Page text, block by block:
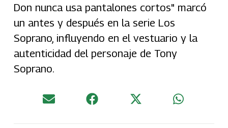
Don nunca usa pantalones cortos" marcó
un antes y después en la serie Los
Soprano, influyendo en el vestuario y la
autenticidad del personaje de Tony
Soprano.